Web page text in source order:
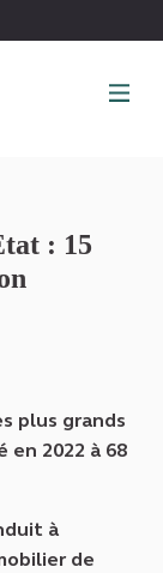
: 15
plus grands
en 2022 à 68
à
de